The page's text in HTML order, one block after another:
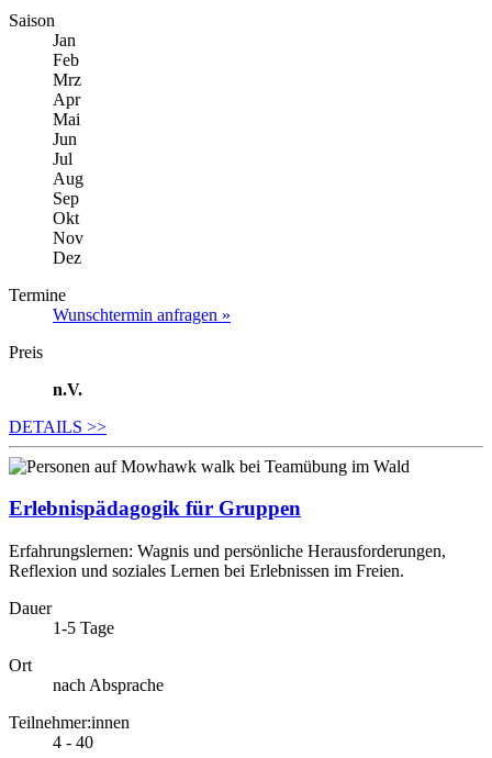
Saison
Jan
Feb
Mrz
Apr
Mai
Jun
Jul
Aug
Sep
Okt
Nov
Dez
Termine
Wunschtermin anfragen »
Preis
n.V.
DETAILS >>
Erlebnispädagogik für Gruppen
Erfahrungslernen: Wagnis und persönliche Herausforderungen,
Reflexion und soziales Lernen bei Erlebnissen im Freien.
Dauer
1-5 Tage
Ort
nach Absprache
Teilnehmer:innen
4 - 40